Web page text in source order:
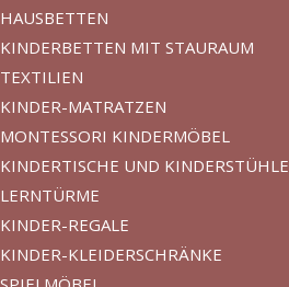
HAUSBETTEN
KINDERBETTEN MIT STAURAUM
TEXTILIEN
KINDER-MATRATZEN
MONTESSORI KINDERMÖBEL
KINDERTISCHE UND KINDERSTÜHLE
LERNTÜRME
KINDER-REGALE
KINDER-KLEIDERSCHRÄNKE